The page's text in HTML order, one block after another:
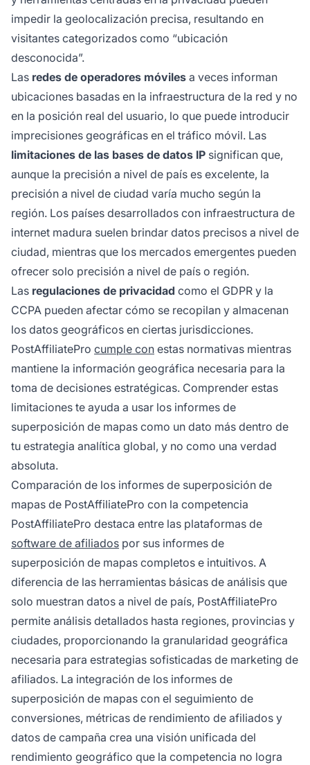
impedir la geolocalización precisa, resultando en
visitantes categorizados como “ubicación
desconocida”.
Las redes de operadores móviles a veces informan
ubicaciones basadas en la infraestructura de la red y no
en la posición real del usuario, lo que puede introducir
imprecisiones geográficas en el tráfico móvil. Las
limitaciones de las bases de datos IP significan que,
aunque la precisión a nivel de país es excelente, la
precisión a nivel de ciudad varía mucho según la
región. Los países desarrollados con infraestructura de
internet madura suelen brindar datos precisos a nivel de
ciudad, mientras que los mercados emergentes pueden
ofrecer solo precisión a nivel de país o región.
Las regulaciones de privacidad como el GDPR y la
CCPA pueden afectar cómo se recopilan y almacenan
los datos geográficos en ciertas jurisdicciones.
PostAffiliatePro cumple con estas normativas mientras
mantiene la información geográfica necesaria para la
toma de decisiones estratégicas. Comprender estas
limitaciones te ayuda a usar los informes de
superposición de mapas como un dato más dentro de
tu estrategia analítica global, y no como una verdad
absoluta.
Comparación de los informes de superposición de
mapas de PostAffiliatePro con la competencia
PostAffiliatePro destaca entre las plataformas de
software de afiliados por sus informes de
superposición de mapas completos e intuitivos. A
diferencia de las herramientas básicas de análisis que
solo muestran datos a nivel de país, PostAffiliatePro
permite análisis detallados hasta regiones, provincias y
ciudades, proporcionando la granularidad geográfica
necesaria para estrategias sofisticadas de marketing de
afiliados. La integración de los informes de
superposición de mapas con el seguimiento de
conversiones, métricas de rendimiento de afiliados y
datos de campaña crea una visión unificada del
rendimiento geográfico que la competencia no logra